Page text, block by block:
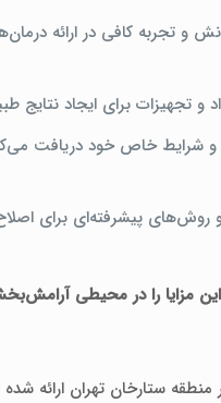
و تجربه کافی در ارائه
تجهیزات برای ایجاد نتایج
و شرایط خاص خود دریافت
و روش‌های پیشرفته‌ای برای
مزایا را در محیطی
ستارخان تهران ارائه